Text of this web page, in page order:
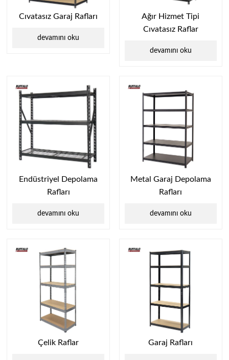
Cıvatasız Garaj Rafları
devamını oku
Ağır Hizmet Tipi
Cıvatasız Raflar
devamını oku
Endüstriyel Depolama
Rafları
devamını oku
Metal Garaj Depolama
Rafları
devamını oku
Çelik Raflar Garaj Rafları